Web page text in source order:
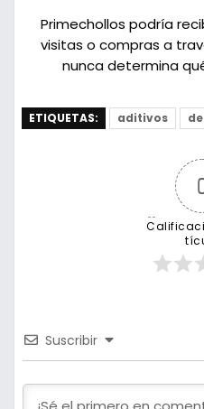
Primechollos podría
visitas o compras a
nunca determina
ETIQUETAS: aditivos
Suscribir